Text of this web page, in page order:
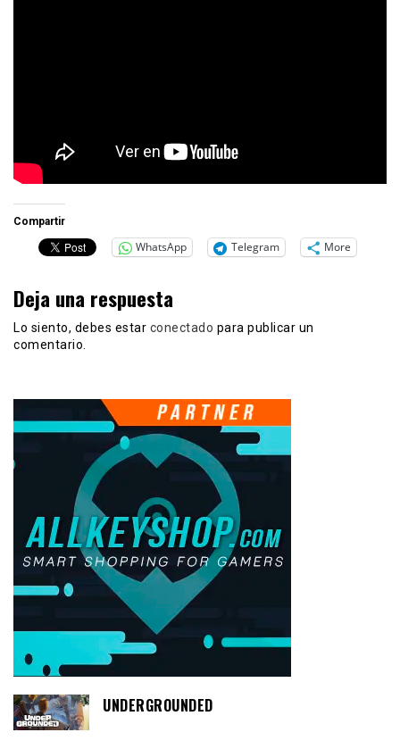
Compartir
WhatsApp Telegram More
Deja una respuesta
Lo siento, debes estar conectado para publicar un
comentario.
UNDERGROUNDED